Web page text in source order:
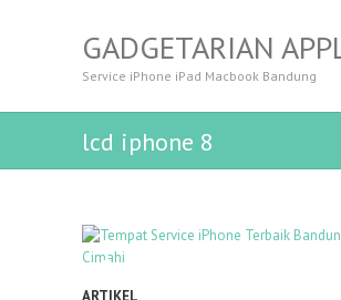
GADGETARIAN
Service iPhone iPad Macbook Bandung
lcd iphone 8
ARTIKEL